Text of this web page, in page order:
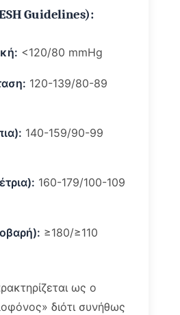
Guidelines):
<120/80 mmHg
120-139/80-89
140-159/90-99
160-179/100-109
≥180/≥110
ως ο
διότι συνήθως